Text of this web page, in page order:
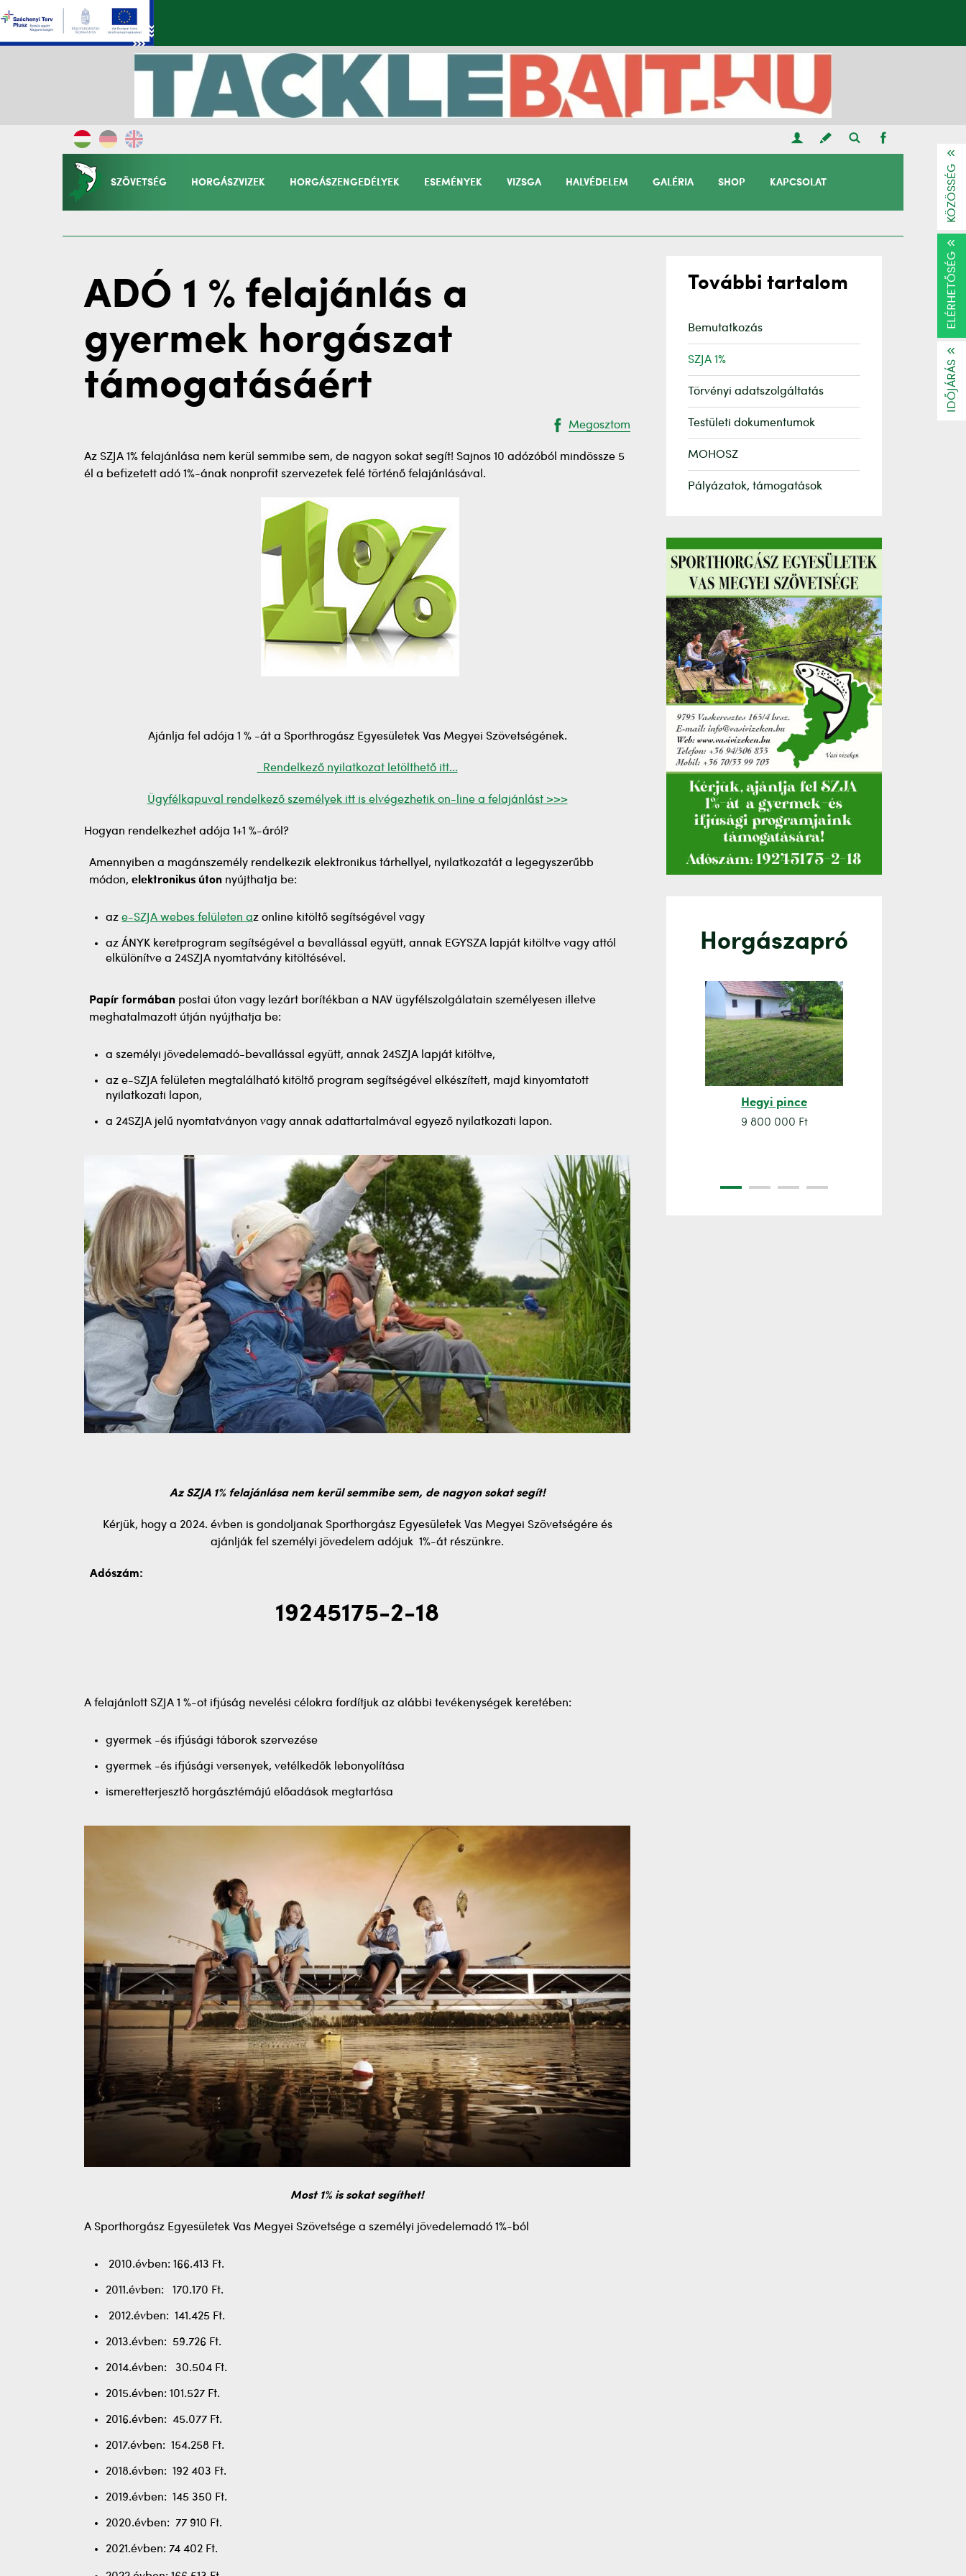
SZÖVETSÉG HORGÁSZVIZEK HORGÁSZENGEDÉLYEK ESEMÉNYEK VIZSGA HALVÉDELEM GALÉRIA SHOP KAPCSOLAT
ADÓ 1 % felajánlás a
gyermek horgászat
támogatásáért
Megosztom
Az SZJA 1% felajánlása nem kerül semmibe sem, de nagyon sokat segít! Sajnos 10 adózóból mindössze 5
él a befizetett adó 1%-ának nonprofit szervezetek felé történő felajánlásával.
Ajánlja fel adója 1 % -át a Sporthrogász Egyesületek Vas Megyei Szövetségének.
Rendelkező nyilatkozat letölthető itt...
Ügyfélkapuval rendelkező személyek itt is elvégezhetik on-line a felajánlást >>>
Hogyan rendelkezhet adója 1+1 %-áról?
Amennyiben a magánszemély rendelkezik elektronikus tárhellyel, nyilatkozatát a legegyszerűbb
módon, elektronikus úton nyújthatja be:
az e-SZJA webes felületen az online kitöltő segítségével vagy
az ÁNYK keretprogram segítségével a bevallással együtt, annak EGYSZA lapját kitöltve vagy attól
elkülönítve a 24SZJA nyomtatvány kitöltésével.
Papír formában postai úton vagy lezárt borítékban a NAV ügyfélszolgálatain személyesen illetve
meghatalmazott útján nyújthatja be:
a személyi jövedelemadó-bevallással együtt, annak 24SZJA lapját kitöltve,
az e-SZJA felületen megtalálható kitöltő program segítségével elkészített, majd kinyomtatott
nyilatkozati lapon,
a 24SZJA jelű nyomtatványon vagy annak adattartalmával egyező nyilatkozati lapon.
Az SZJA 1% felajánlása nem kerül semmibe sem, de nagyon sokat segít!
Kérjük, hogy a 2024. évben is gondoljanak Sporthorgász Egyesületek Vas Megyei Szövetségére és
ajánlják fel személyi jövedelem adójuk 1%-át részünkre.
Adószám:
19245175-2-18
A felajánlott SZJA 1 %-ot ifjúság nevelési célokra fordítjuk az alábbi tevékenységek keretében:
gyermek -és ifjúsági táborok szervezése
gyermek -és ifjúsági versenyek, vetélkedők lebonyolítása
ismeretterjesztő horgásztémájú előadások megtartása
Most 1% is sokat segíthet!
A Sporthorgász Egyesületek Vas Megyei Szövetsége a személyi jövedelemadó 1%-ból
2010.évben: 166.413 Ft.
2011.évben: 170.170 Ft.
2012.évben: 141.425 Ft.
2013.évben: 59.726 Ft.
2014.évben: 30.504 Ft.
2015.évben: 101.527 Ft.
2016.évben: 45.077 Ft.
2017.évben: 154.258 Ft.
2018.évben: 192 403 Ft.
2019.évben: 145 350 Ft.
2020.évben: 77 910 Ft.
2021.évben: 74 402 Ft.
További tartalom
Bemutatkozás
SZJA 1%
Törvényi adatszolgáltatás
Testületi dokumentumok
MOHOSZ
Pályázatok, támogatások
Horgászapró
Hegyi pince
9 800 000 Ft
KÖZÖSSÉG
ELÉRHETŐSÉG
IDŐJÁRÁS